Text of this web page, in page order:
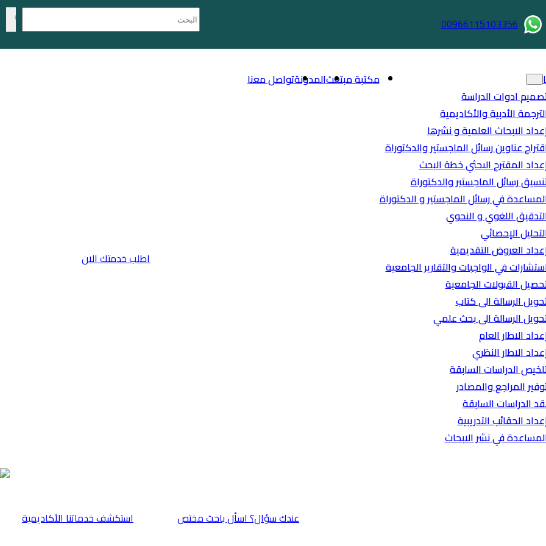
00966115103356
ادوات الدراسة
الأدبية والأكاديمية
الابحاث العلمية و نشرها
عناوين رسائل الماجستير والدكتوراة
المقترح البحثي خطة البحث
رسائل الماجستير والدكتوراة
في رسائل الماجستير و الدكتوراة
اللغوي و النحوي
الإحصائي
العروض التقديمية
في الواجبات والتقارير الجامعية
القبولات الجامعية
الرسالة الى كتاب
الرسالة الى بحث علمي
الاطار العام
الاطار النظري
الدراسات السابقة
المراجع والمصادر
الدراسات السابقة
الحقائب التدريبية
في نشر الابحاث
مكتبة مبتعثالمدونةتواصل معنا
اطلب خدمتك الان
⁠استكشف خدماتنا الأكاديمية عندك سؤال؟ اسأل باحث مختص